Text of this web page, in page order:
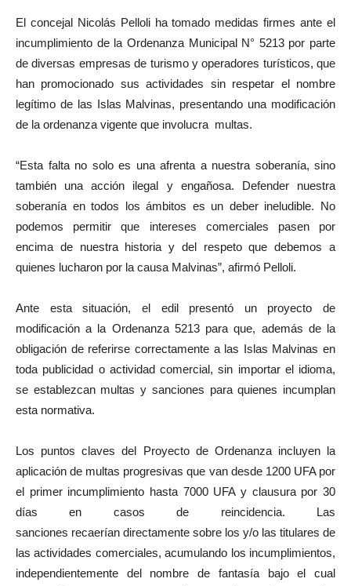
El concejal Nicolás Pelloli ha tomado medidas firmes ante el
incumplimiento de la Ordenanza Municipal N° 5213 por parte
de diversas empresas de turismo y operadores turísticos, que
han promocionado sus actividades sin respetar el nombre
legítimo de las Islas Malvinas, presentando una modificación
de la ordenanza vigente que involucra multas.
“Esta falta no solo es una afrenta a nuestra soberanía, sino
también una acción ilegal y engañosa. Defender nuestra
soberanía en todos los ámbitos es un deber ineludible. No
podemos permitir que intereses comerciales pasen por
encima de nuestra historia y del respeto que debemos a
quienes lucharon por la causa Malvinas”, afirmó Pelloli.
Ante esta situación, el edil presentó un proyecto de
modificación a la Ordenanza 5213 para que, además de la
obligación de referirse correctamente a las Islas Malvinas en
toda publicidad o actividad comercial, sin importar el idioma,
se establezcan multas y sanciones para quienes incumplan
esta normativa.
Los puntos claves del Proyecto de Ordenanza incluyen la
aplicación de multas progresivas que van desde 1200 UFA por
el primer incumplimiento hasta 7000 UFA y clausura por 30
días en casos de reincidencia. Las
sanciones recaerían directamente sobre los y/o las titulares de
las actividades comerciales, acumulando los incumplimientos,
independientemente del nombre de fantasía bajo el cual